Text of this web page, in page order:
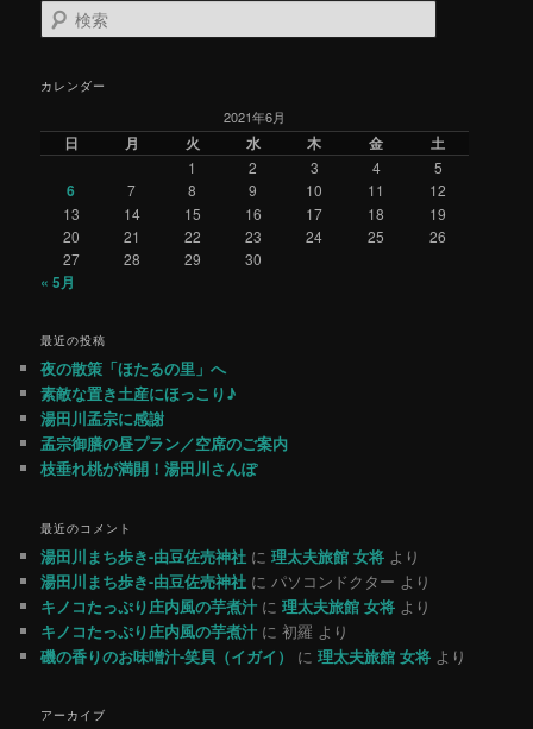
検
索
カレンダー
2021年6月
日 月 火 水 木 金 土
1 2 3 4 5
6 7 8 9 10 11
12
13
14 15 16 17 18
19
20
21 22 23 24 25
26
27
28 29 30
« 5月
最近の投稿
夜の散策「ほたるの里」へ
素敵な置き土産にほっこり♪
湯田川孟宗に感謝
孟宗御膳の昼プラン／空席のご案内
枝垂れ桃が満開！湯田川さんぽ
最近のコメント
湯田川まち歩き-由豆佐売神社 に理太夫旅館 女将 より
湯田川まち歩き-由豆佐売神社 に パソコンドクター より
キノコたっぷり庄内風の芋煮汁 に理太夫旅館 女将 より
キノコたっぷり庄内風の芋煮汁 に初羅 より
磯の香りのお味噌汁-笑貝（イガイ）
に理太夫旅館 女将 より
アーカイブ